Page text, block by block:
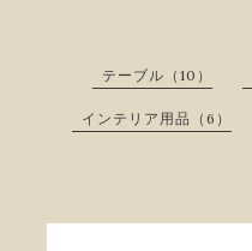
テーブル（10）
インテリア用品（6）